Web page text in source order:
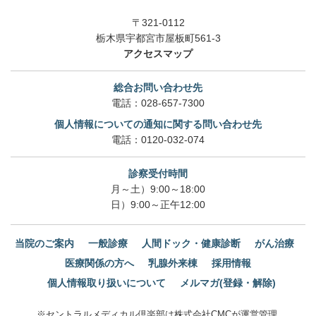
〒321-0112
栃木県宇都宮市屋板町561-3
アクセスマップ
総合お問い合わせ先
電話： 028-657-7300
個人情報についての通知に関する問い合わせ先
電話： 0120-032-074
診察受付時間
月～土）9:00～18:00
日）9:00～正午12:00
当院のご案内 一般診療 人間ドック・健康診断
がん治療
医療関係の方へ
乳腺外来棟
採用情報
個人情報取り扱いについて
メルマガ(登録・解除)